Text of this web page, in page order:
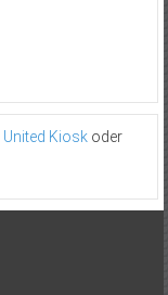
United Kioskoder